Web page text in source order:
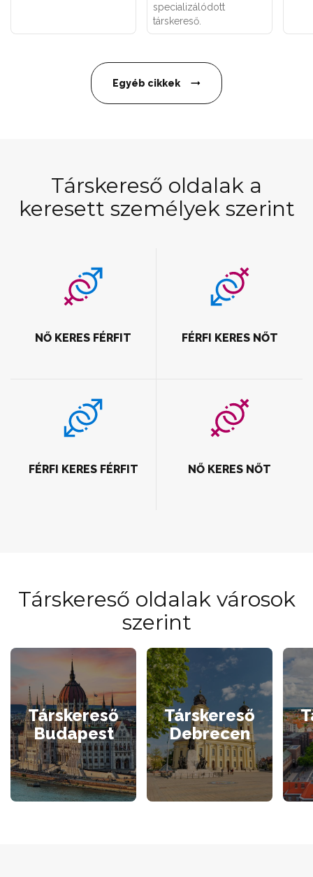
specializálódott
társkereső.
Egyéb cikkek
Társkereső oldalak a
keresett személyek szerint
NŐ KERES FÉRFIT FÉRFI KERES NŐT
FÉRFI KERES FÉRFIT NŐ KERES NŐT
Társkereső oldalak városok
szerint
Társkereső
Budapest
Társkereső
Debrecen